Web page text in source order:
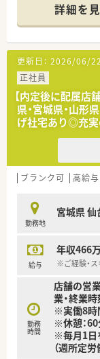
詳細を
更新日： 2026/06/22
正社員
【内定後に配属店
県・宮城県・山形
げ社宅あり◎充実
ブランク可 高給
勤務地
宮城県
給与
年収466
※ご経験・
勤務
時間
店舗の営
業・終業
※実働8時
※休憩：
※毎月1日
（週所定労